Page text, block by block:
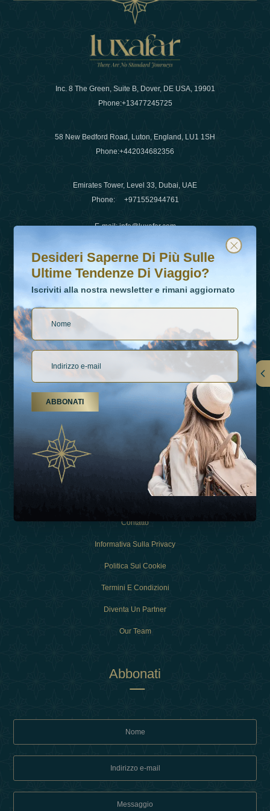
Inc. 8 The Green, Suite B, Dover, DE USA, 19901
Phone:+13477245725
58 New Bedford Road, Luton, England, LU1 1SH
Phone:+442034682356
Emirates Tower, Level 33, Dubai, UAE
Phone: +971552944761
E-mail:info@luxafar.com
WhatsApp No
+442034682356
Collegamenti
Esperienza
Contatto
Informativa Sulla Privacy
Politica Sui Cookie
Termini E Condizioni
Diventa Un Partner
Our Team
Abbonati
Desideri saperne di più sulle ultime tendenze di viaggio?
Iscriviti alla nostra newsletter e rimani aggiornato
Desideri Saperne Di Più Sulle
Ultime Tendenze Di Viaggio?
Iscriviti alla nostra newsletter e rimani aggiornato
ABBONATI